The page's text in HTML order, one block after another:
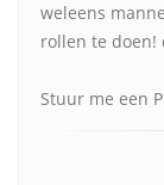
weleens
rollen te doen!
Stuur me een